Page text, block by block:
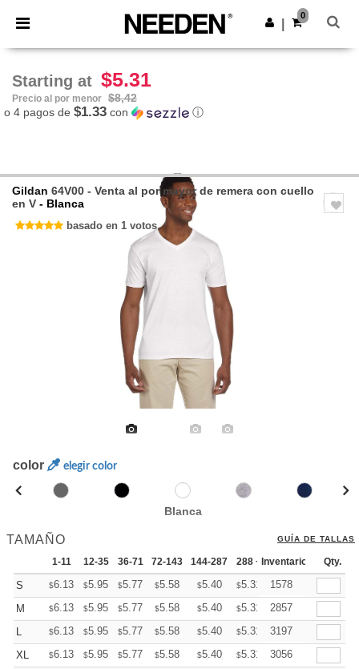
× App de Needen
¡Mejores precios en app!
Descargar app
0
Starting at $5.31
Precio al por menor $8,42
o 4 pagos de $1.33 con ⓘ
Gildan 64V00 - Venta al por mayor de remera con cuello
en V - Blanca
basado en 1 votos
color elegir color
Blanca
TAMAÑO GUÍA DE TALLAS
1-11 12-35 36-71 72-143 144-287 288 + Mas
Inventario Qty.
S $6.13 $5.95 $5.77 $5.58 $5.40 $5.31 +
1578
M
$6.13 $5.95 $5.77 $5.58 $5.40 $5.31 +
2857
L
$6.13 $5.95 $5.77 $5.58 $5.40 $5.31 +
3197
XL
$6.13 $5.95 $5.77 $5.58 $5.40 $5.31 +
3056